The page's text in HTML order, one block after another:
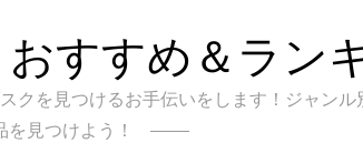
すすめ＆ラン
を見つけるお手伝いをします！ジャンル
見つけよう！